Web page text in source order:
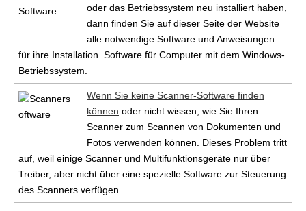
oder das Betriebssystem neu installiert haben,
dann finden Sie auf dieser Seite der Website
alle notwendige Software und Anweisungen
für ihre Installation. Software für Computer mit dem Windows-
Betriebssystem.
Wenn Sie keine Scanner-Software finden
können oder nicht wissen, wie Sie Ihren
Scanner zum Scannen von Dokumenten und
Fotos verwenden können. Dieses Problem tritt
auf, weil einige Scanner und Multifunktionsgeräte nur über
Treiber, aber nicht über eine spezielle Software zur Steuerung
des Scanners verfügen.